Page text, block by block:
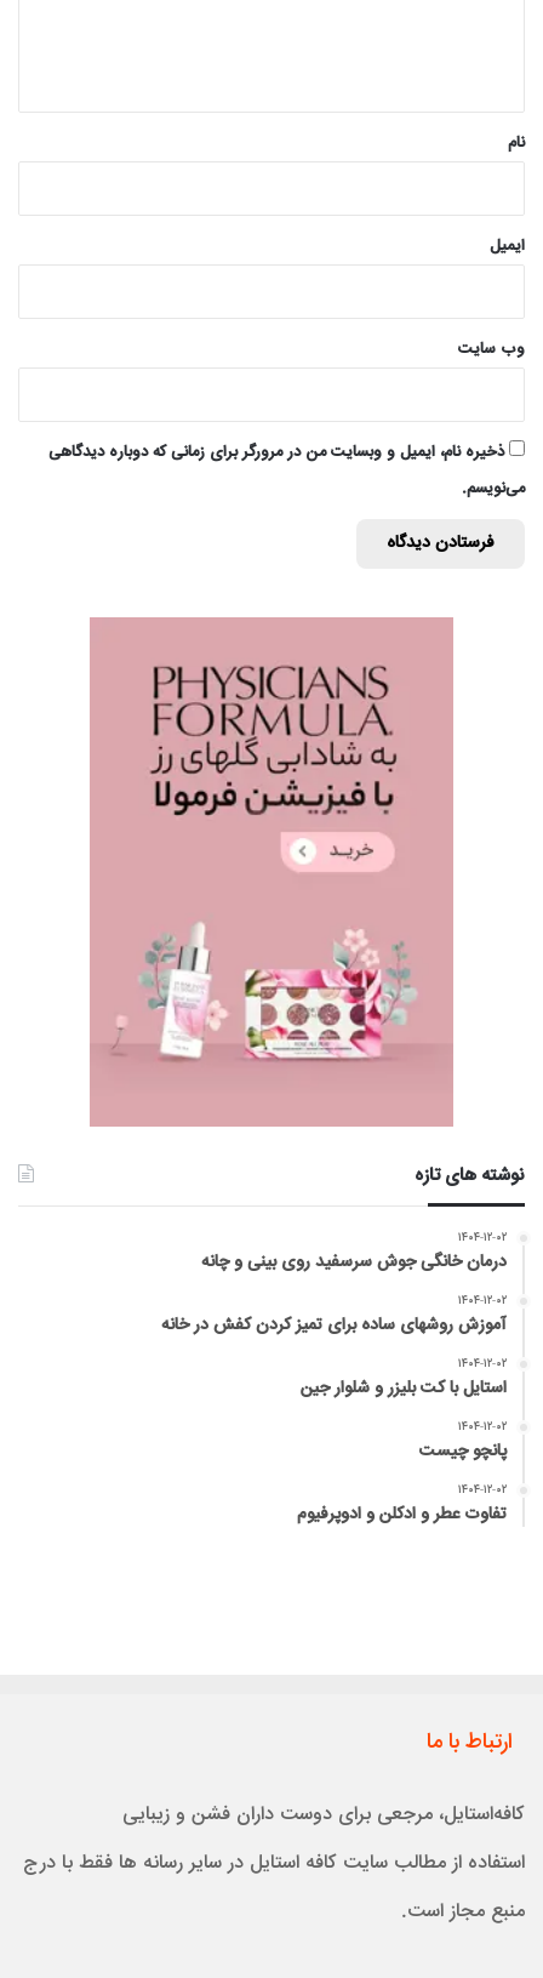
نام
ایمیل
وب‌ سایت
ذخیره نام، ایمیل و وبسایت من در مرورگر برای زمانی که دوباره دیدگاهی
می‌نویسم.
نوشته های تازه
۱۴۰۴-۱۲-۰۲
درمان خانگی جوش سرسفید روی بینی و چانه
۱۴۰۴-۱۲-۰۲
آموزش روشهای ساده برای تمیز کردن کفش در خانه
۱۴۰۴-۱۲-۰۲
استایل با کت بلیزر و شلوار جین
۱۴۰۴-۱۲-۰۲
پانچو چیست
۱۴۰۴-۱۲-۰۲
تفاوت عطر و ادکلن و ادوپرفیوم
ارتباط با ما
کافه‌استایل، مرجعی برای دوست داران فشن و زیبایی
استفاده از مطالب سایت کافه استایل در سایر رسانه ها فقط با درج
منبع مجاز است.